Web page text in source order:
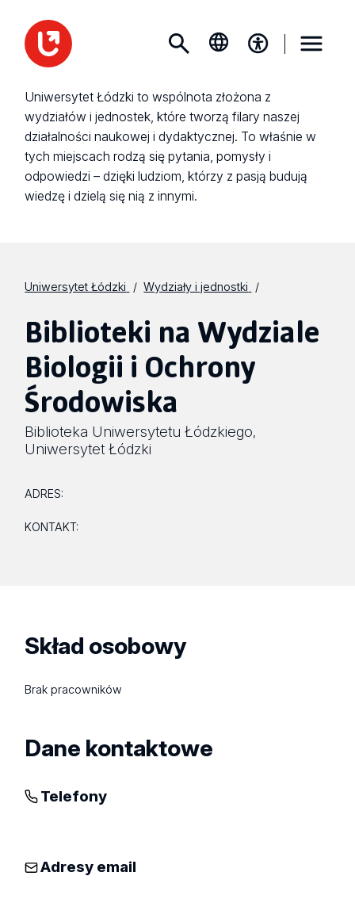
Uniwersytet Łódzki to wspólnota złożona z
wydziałów i jednostek, które tworzą filary naszej
działalności naukowej i dydaktycznej. To właśnie w
tych miejscach rodzą się pytania, pomysły i
odpowiedzi – dzięki ludziom, którzy z pasją budują
wiedzę i dzielą się nią z innymi.
Uniwersytet Łódzki Wydziały i jednostki
Biblioteki na Wydziale
Biologii i Ochrony
Środowiska
Biblioteka Uniwersytetu Łódzkiego,
Uniwersytet Łódzki
ADRES:
KONTAKT:
Skład osobowy
Brak pracowników
Dane kontaktowe
Telefony
Adresy email